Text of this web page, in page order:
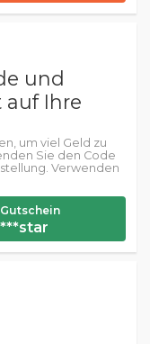
und
auf Ihre
um viel Geld zu
Sie den Code
Verwenden
Gutschein
***star